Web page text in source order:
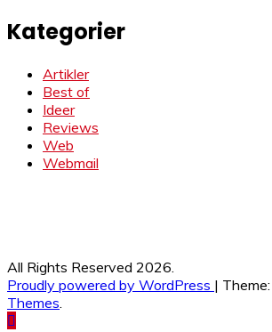
Kategorier
Artikler
Best of
Ideer
Reviews
Web
Webmail
All Rights Reserved 2026.
Proudly powered by WordPress |
Themes.